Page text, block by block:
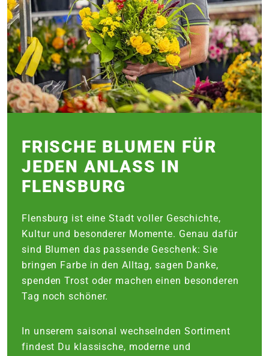
FRISCHE BLUMEN FÜR
JEDEN ANLASS IN
FLENSBURG
Flensburg ist eine Stadt voller Geschichte,
Kultur und besonderer Momente. Genau dafür
sind Blumen das passende Geschenk: Sie
bringen Farbe in den Alltag, sagen Danke,
spenden Trost oder machen einen besonderen
Tag noch schöner.
In unserem saisonal wechselnden Sortiment
findest Du klassische, moderne und